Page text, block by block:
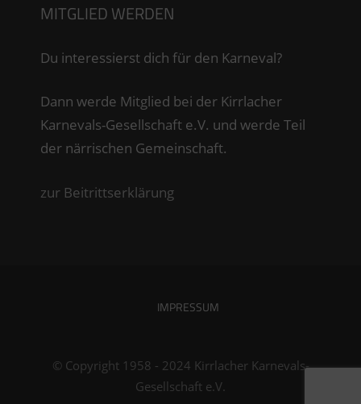
MITGLIED WERDEN
Du interessierst dich für den Karneval?
Dann werde Mitglied bei der Kirrlacher
Karnevals-Gesellschaft e.V. und werde Teil
der närrischen Gemeinschaft.
zur Beitrittserklärung
IMPRESSUM
© Copyright 1958 - 2024 Kirrlacher Karnevals-
Gesellschaft e.V.